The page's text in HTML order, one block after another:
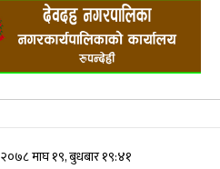
२०७८ माघ १९, बुधबार १९:४१